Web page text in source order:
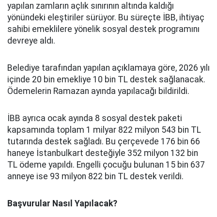
yapılan zamların açlık sınırının altında kaldığı
yönündeki eleştiriler sürüyor. Bu süreçte İBB, ihtiyaç
sahibi emeklilere yönelik sosyal destek programını
devreye aldı.
Belediye tarafından yapılan açıklamaya göre, 2026 yılı
içinde 20 bin emekliye 10 bin TL destek sağlanacak.
Ödemelerin Ramazan ayında yapılacağı bildirildi.
İBB ayrıca ocak ayında 8 sosyal destek paketi
kapsamında toplam 1 milyar 822 milyon 543 bin TL
tutarında destek sağladı. Bu çerçevede 176 bin 66
haneye İstanbulkart desteğiyle 352 milyon 132 bin
TL ödeme yapıldı. Engelli çocuğu bulunan 15 bin 637
anneye ise 93 milyon 822 bin TL destek verildi.
Başvurular Nasıl Yapılacak?